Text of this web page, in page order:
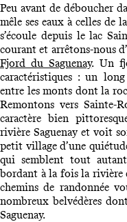
Peu avant de déboucher
mêle ses eaux à celles de
s’écoule depuis le lac
courant et arrêtons-nous
Fjord du Saguenay. Un
caractéristiques : un
entre les monts dont la
Remontons vers Sainte-
caractère bien
rivière Saguenay et voit
petit village d’une
qui semblent tout autant
bordant à la fois la rivière
chemins de randonnée
nombreux belvédères
Saguenay.